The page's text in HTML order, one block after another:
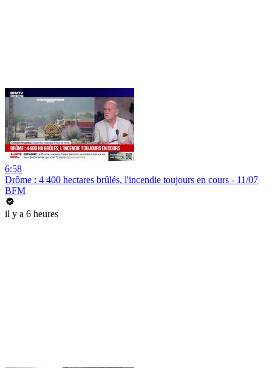
6:58
Drôme : 4 400 hectares brûlés, l'incendie toujours en cours - 11/07
BFM
il y a 6 heures